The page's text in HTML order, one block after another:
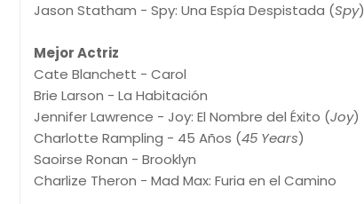
Jason Statham - Spy: Una Espía Despistada (Spy)
Mejor Actriz
Cate Blanchett - Carol
Brie Larson - La Habitación
Jennifer Lawrence - Joy: El Nombre del Éxito (Joy)
Charlotte Rampling - 45 Años (45 Years)
Saoirse Ronan - Brooklyn
Charlize Theron - Mad Max: Furia en el Camino